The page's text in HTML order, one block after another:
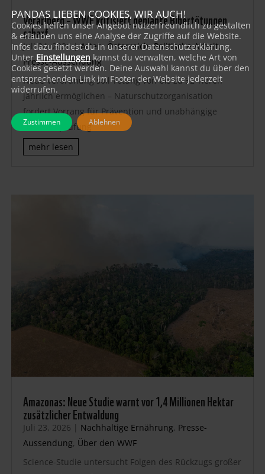
Vorarlberg – WWF kritisiert geplante Bibertötungen
scharf
Juli 24, 2026|Arten, Österreich,Politische Arbeit,
Presse-Aussendung
Neue Verordnung soll Tötung von bis zu 32 Tieren
jährlich ermöglichen – Naturschutzorganisation
fordert Vorrang für Prävention und unabhängige
Einzelfallprüfung
mehr lesen
Amazonas: Neue Studie warnt vor 1,4 Millionen Hektar
zusätzlicher Entwaldung
Juli 23, 2026 | Nachhaltige Ernährung, Presse-
Aussendung, Über den WWF
Science-Studie untersucht Folgen des Rückzugs großer
PANDAS LIEBEN COOKIES, WIR AUCH!
Cookies helfen unser Angebot nutzerfreundlich zu gestalten
& erlauben uns eine Analyse der Zugriffe auf die Website.
Infos dazu findest du in unserer Datenschutzerklärung.
Unter Einstellungen kannst du verwalten, welche Art von
Cookies gesetzt werden. Deine Auswahl kannst du über den
entsprechenden Link im Footer der Website jederzeit
widerrufen.
Zustimmen Ablehnen